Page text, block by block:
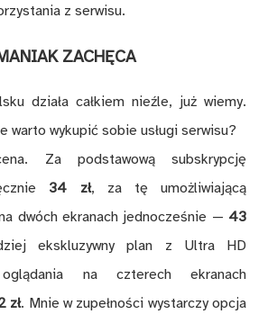
z serwisu.
ZACHĘCA
działa całkiem nieźle, już wiemy.
warto wykupić sobie usługi serwisu?
Za podstawową subskrypcję
34 zł, za tę umożliwiającą
dwóch ekranach jednocześnie — 43
ekskluzywny plan z Ultra HD
na czterech ekranach
zł. Mnie w zupełności wystarczy opcja